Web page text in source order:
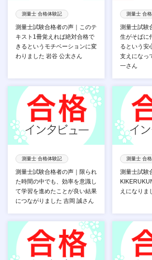
測量士 合格体験記
測量士試験合格者の声｜このテ
キスト1冊覚えれば絶対合格で
きるというモチベーションに変
わりました 岩谷 公太さん
測量士 合
測量士試験
生がそばに
るという安
支えになっ
一さん
測量士 合格体験記
測量士試験合格者の声｜限られ
た時間の中でも、効率を意識し
て学習を進めたことが良い結果
につながりました 吉岡 誠さん
測量士 合
測量士試験
えになりま